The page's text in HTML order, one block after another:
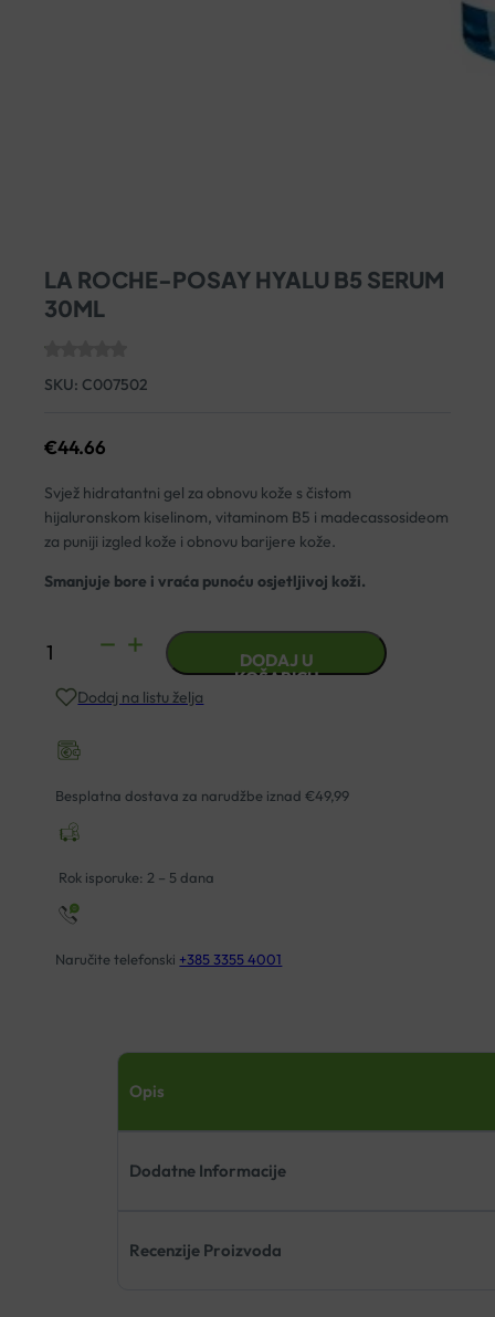
LA ROCHE-POSAY HYALU B5 SERUM
30ML
SKU: C007502
€44.66
Svjež hidratantni gel za obnovu kože s čistom
hijaluronskom kiselinom, vitaminom B5 i madecassosideom
za puniji izgled kože i obnovu barijere kože.
Smanjuje bore i vraća punoću osjetljivoj koži.
LA
POSAY
B5
SERUM
količina
DODAJ U
KOŠARICU
Dodaj na listu želja
Besplatna dostava za narudžbe iznad €49,99
Rok isporuke: 2 – 5 dana
Naručite telefonski +385 3355 4001
Opis
Dodatne Informacije
Recenzije Proizvoda